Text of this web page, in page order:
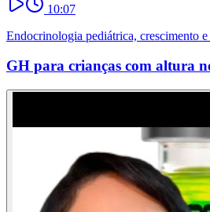
10:07
Endocrinologia pediátrica, crescimento e
GH para crianças com altura